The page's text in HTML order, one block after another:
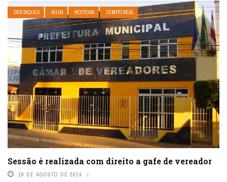
DESTAQUES IGUAÍ NOTÍCIAS TEMPO REAL
Sessão é realizada com direito a gafe de vereador
19 DE AGOSTO DE 2014